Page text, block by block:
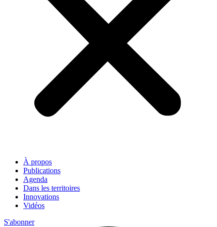
À propos
Publications
Agenda
Dans les territoires
Innovations
Vidéos
S'abonner